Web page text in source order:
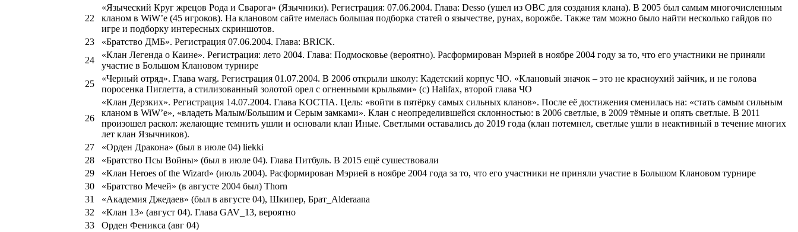
22
«Языческий Круг жрецов Рода и Сварога» (Язычники). Регистрация: 07.06.2004. Глава: Desso (ушел из ОВС для создания клана). В 2005 был самым многочисленным
кланом в WiW’e (45 игроков). На клановом сайте имелась большая подборка статей о язычестве, рунах, ворожбе. Также там можно было найти несколько гайдов по
игре и подборку интересных скриншотов.
23
«Братство ДМБ». Регистрация 07.06.2004. Глава: BRICK.
24
«Клан Легенда о Каине». Регистрация: лето 2004. Глава: Подмосковье (вероятно). Расформирован Мэрией в ноябре 2004 году за то, что его участники не приняли
участие в Большом Клановом турнире
25
«Черный отряд». Глава warg. Регистрация 01.07.2004. В 2006 открыли школу: Кадетский корпус ЧО. «Клановый значок – это не красноухий зайчик, и не голова
поросенка Пиглетта, а стилизованный золотой орел с огненными крыльями» (с) Halifax, второй глава ЧО
26
«Клан Дерзких». Регистрация 14.07.2004. Глава KOCTIA. Цель: «войти в пятёрку самых сильных кланов». После её достижения сменилась на: «стать самым сильным
кланом в WiW’е», «владеть Малым/Большим и Серым замками». Клан с неопределившейся склонностью: в 2006 светлые, в 2009 тёмные и опять светлые. В 2011
произошел раскол: желающие темнить ушли и основали клан Иные. Светлыми оставались до 2019 года (клан потемнел, светлые ушли в неактивный в течение многих
лет клан Язычников).
27
«Орден Дракона» (был в июле 04) liekki
28
«Братство Псы Войны» (был в июле 04). Глава Питбуль. В 2015 ещё сушествовали
29
«Клан Heroes of the Wizard» (июль 2004). Расформирован Мэрией в ноябре 2004 года за то, что его участники не приняли участие в Большом Клановом турнире
30
«Братство Мечей» (в августе 2004 был) Thorn
31
«Академия Джедаев» (был в августе 04), Шкипер, Брат_Alderaana
32
«Клан 13» (август 04). Глава GAV_13, вероятно
33
Орден Феникса (авг 04)